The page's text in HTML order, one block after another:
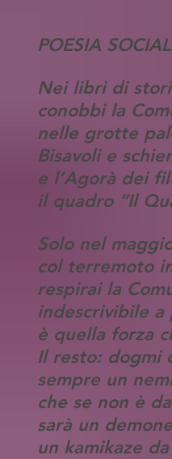
POESIA
Nei libri di
conobbi la
nelle grotte
Bisavoli e
e l’Agorà dei
il quadro “Il
Solo nel
col terremoto
respirai la
indescrivibile a
è quella forza
Il resto: dogmi
sempre un
che se non è
sarà un
un kamikaze